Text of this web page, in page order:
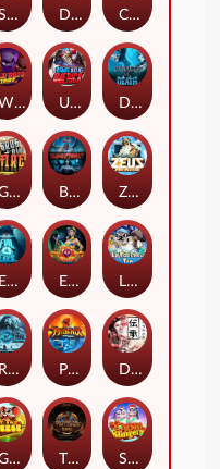
Darkside Prairie: Magical Beast
Eye of Medusa
Zeus Ze Zecond
The Cursed King
STORMBORN
Ultimate Slot of America
Phoenix
Dynasty of Death
LE FOOTBALL FAN
Grug Make Fire
Wild Dojo Strike
Bloodthirst
Densho
Get The Cheese
Cursed Seas
Snow Slingers
Rise of Ymir
Evil Eyes